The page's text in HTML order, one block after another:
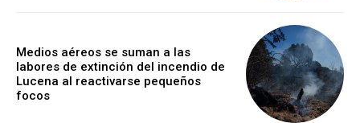
Medios aéreos se suman a las
labores de extinción del incendio de
Lucena al reactivarse pequeños
focos